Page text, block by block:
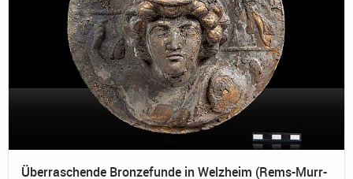
Überraschende Bronzefunde in Welzheim (Rems-Murr-